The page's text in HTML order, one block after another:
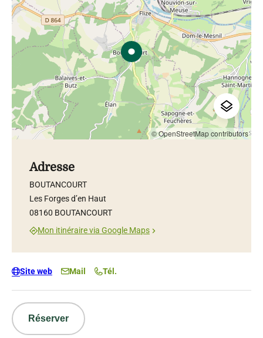
© OpenStreetMap contributors
Adresse
BOUTANCOURT
Les Forges d’en Haut
08160 BOUTANCOURT
Mon itinéraire via Google Maps
Site web Mail Tél.
Réserver